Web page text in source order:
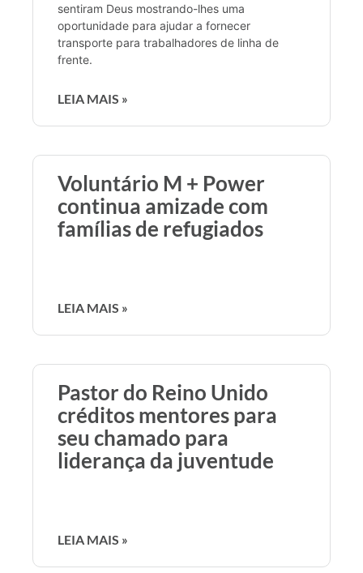
sentiram Deus mostrando-lhes uma
oportunidade para ajudar a fornecer
transporte para trabalhadores de linha de
frente.
LEIA MAIS »
Voluntário M + Power
continua amizade com
famílias de refugiados
LEIA MAIS »
Pastor do Reino Unido
créditos mentores para
seu chamado para
liderança da juventude
LEIA MAIS »